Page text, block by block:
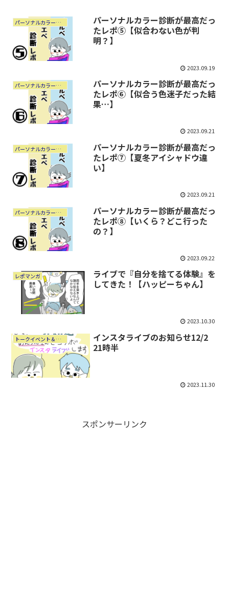
パーソナルカラー診断レポ
パーソナルカラー診断が最高だっ
たレポ⑤【似合わない色が判
明？】
2023.09.19
パーソナルカラー診断レポ
パーソナルカラー診断が最高だっ
たレポ⑥【似合う色迷子だった結
果…】
2023.09.21
パーソナルカラー診断レポ
パーソナルカラー診断が最高だっ
たレポ⑦【夏冬アイシャドウ違
い】
2023.09.21
パーソナルカラー診断レポ
パーソナルカラー診断が最高だっ
たレポ⑧【いくら？どこ行った
の？】
2023.09.22
レポマンガ
ライブで『自分を捨てる体験』を
してきた！【ハッピーちゃん】
2023.10.30
トークイベント＆サイン会した
インスタライブのお知らせ12/2
21時半
2023.11.30
スポンサーリンク